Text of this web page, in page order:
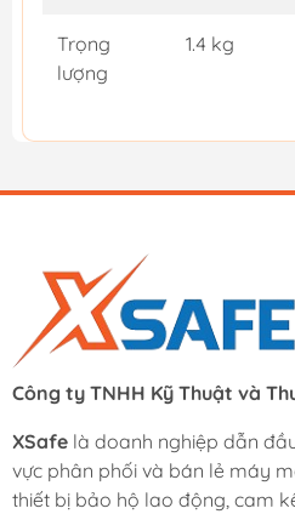
Trọng
lượng
1.4 kg
Công ty TNHH Kỹ Thuật và
XSafe là doanh nghiệp dẫn
vực phân phối và bán lẻ máy
thiết bị bảo hộ lao động, cam